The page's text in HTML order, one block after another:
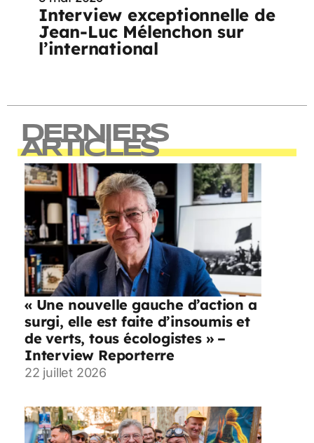
Interview exceptionnelle de
Jean-Luc Mélenchon sur
l’international
DERNIERS
ARTICLES
« Une nouvelle gauche d’action a
surgi, elle est faite d’insoumis et
de verts, tous écologistes » –
Interview Reporterre
22 juillet 2026